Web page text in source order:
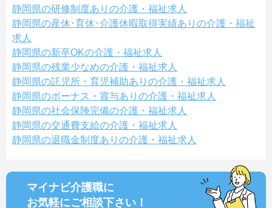
静岡県の研修制度ありの介護・福祉求人
静岡県の産休･育休･介護休暇取得実績ありの介護・福祉
求人
静岡県の新卒OKの介護・福祉求人
静岡県の残業少なめの介護・福祉求人
静岡県の託児所・育児補助ありの介護・福祉求人
静岡県のボーナス・賞与ありの介護・福祉求人
静岡県の社会保険完備の介護・福祉求人
静岡県の交通費支給の介護・福祉求人
静岡県の退職金制度ありの介護・福祉求人
マイナビ介護職に
お気軽にご相談下さい！